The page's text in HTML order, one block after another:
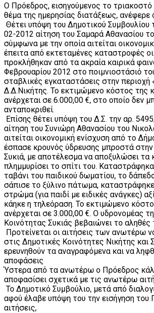
Ο Πρόεδρος, εισηγούμενος το
θέμα της ημερησίας διατάξεως, ανέφερε
Θέτει υπόψη του Δημοτικού Συμβουλίου
02-2012 αίτηση του Σαμαρά Αθανασίου
σύμφωνα με την οποία αιτείται
έπειτα από εκτεταμένες καταστροφές
προκλήθηκαν από τα ακραία καιρικά
Φεβρουαρίου 2012 στο ποιμνιοστάσιό
σταβλικές εγκαταστάσεις στην περιοχή
Δ.Δ.Νικήτης. Το εκτιμώμενο κόστος της
ανέρχεται σε 6.000,00 €, στο οποίο δεν
ανταποκριθεί.
Επίσης θέτει υπόψη του Δ.Σ. την αρ.
αίτηση του Συνιώρη Αθανασίου του
αιτείται οικονομική ενίσχυση από το
έσπασε κρουνός ύδρευσης μπροστά στην
Συκιά, με αποτέλεσμα να αποξυλώσει τα
πλημμυρίσει το σπίτι του.
ταβάνι του παιδικού δωματίου, το
σάπισε το ξύλινο πάτωμα,
στρώμα (για παιδί με ειδικές ανάγκες)
κάηκε η τηλεόραση. Το εκτιμώμενο
ανέρχεται σε 3.000,00 €. Ο υδρονομέας
Κοινότητας Συκιάς βεβαιώνει το
Προτείνεται οι αιτήσεις των ανωτέρω
στις Δημοτικές Κοινότητες Νικήτης και
ερευνηθούν τα αναγραφόμενα και να
αποφάσεις
Ύστερα από τα ανωτέρω ο Πρόεδρος
αποφασίσει σχετικά με τις ανωτέρω
Το Δημοτικό Συμβούλιο, μετά από
αφού έλαβε υπόψη του την εισήγηση του
αιτήσεις,